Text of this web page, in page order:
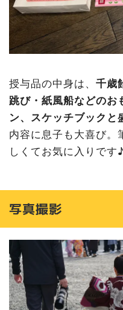
授与品の中身は、 千歳
跳び・紙風船などのお
ン、スケッチブックと
内容に息子も大喜び。
しくてお気に入りです
写真撮影